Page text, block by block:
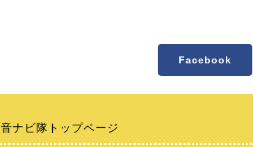
Facebook
音ナビ隊トップページ